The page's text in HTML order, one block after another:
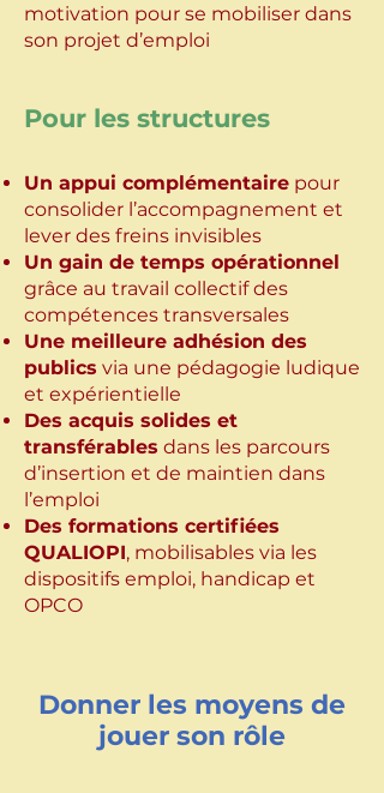
motivation pour se mobiliser dans
son projet d’emploi
Pour les structures​​​​​
Un appui complémentaire pour
consolider l’accompagnement et
lever des freins invisibles
Un gain de temps opérationnel
grâce au travail collectif des
compétences transversales
Une meilleure adhésion des
publics via une pédagogie ludique
et expérientielle
Des acquis solides et
transférables dans les parcours
d’insertion et de maintien dans
l’emploi
Des formations certifiées
QUALIOPI, mobilisables via les
dispositifs emploi, handicap et
OPCO
Donner les moyens de
jouer son rôle